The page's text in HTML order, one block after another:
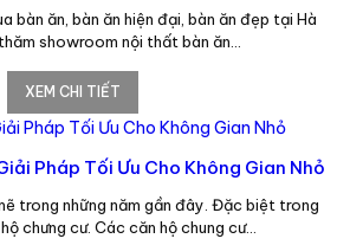
bàn ăn, bàn ăn hiện đại, bàn ăn đẹp tại Hà
showroom nội thất bàn ăn…
XEM CHI TIẾT
Pháp Tối Ưu Cho Không Gian Nhỏ
trong những năm gần đây. Đặc biệt trong
chưng cư. Các căn hộ chung cư…